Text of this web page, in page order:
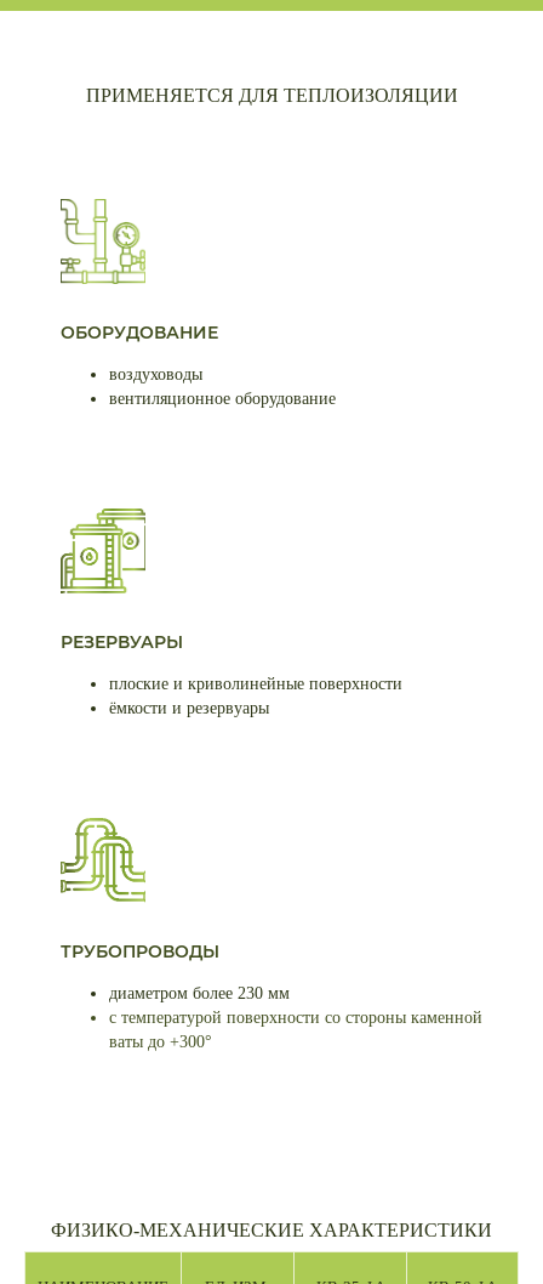
ПРИМЕНЯЕТСЯ ДЛЯ ТЕПЛОИЗОЛЯЦИИ
ОБОРУДОВАНИЕ
воздуховоды
вентиляционное оборудование
РЕЗЕРВУАРЫ
плоские и криволинейные поверхности
ёмкости и резервуары
ТРУБОПРОВОДЫ
диаметром более 230 мм
с температурой поверхности со стороны каменной
ваты до +300°
ФИЗИКО-МЕХАНИЧЕСКИЕ ХАРАКТЕРИСТИКИ